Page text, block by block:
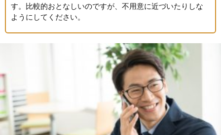
す。比較的おとなしいのですが、不用意に近づいたりしな
ようにしてください。